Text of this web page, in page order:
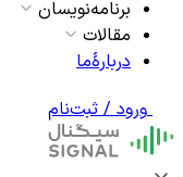
برنامه‌نویسان
مقالات
دربارۀما
ورود / ثبت‌نام